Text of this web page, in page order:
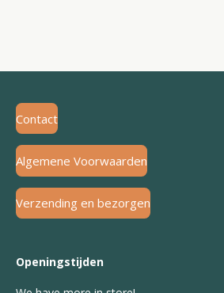
Contact
Algemene Voorwaarden
Verzending en bezorgen
Openingstijden